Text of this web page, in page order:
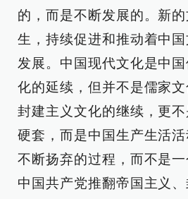
的，而是不断发展的。新
生，持续促进和推动着中
发展。中国现代文化是中
化的延续，但并不是儒家
封建主义文化的继续，更
硬套，而是中国生产生活
不断扬弃的过程，而不是一
中国共产党推翻帝国主义